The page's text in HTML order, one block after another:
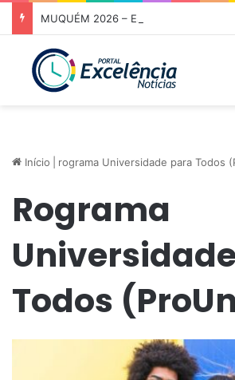
Início rograma Universidade para Todos
Rograma
Todos